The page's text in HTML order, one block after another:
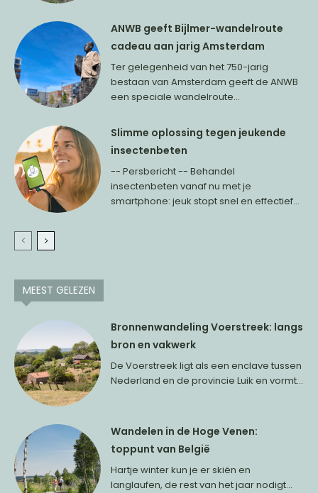
ANWB geeft Bijlmer-wandelroute
cadeau aan jarig Amsterdam
Ter gelegenheid van het 750-jarig
bestaan van Amsterdam geeft de ANWB
een speciale wandelroute...
Slimme oplossing tegen jeukende
insectenbeten
-- Persbericht -- Behandel
insectenbeten vanaf nu met je
smartphone: jeuk stopt snel en effectief...
MEEST GELEZEN
Bronnenwandeling Voerstreek: langs
bron en vakwerk
De Voerstreek ligt als een enclave tussen
Nederland en de provincie Luik en vormt...
Wandelen in de Hoge Venen:
toppunt van België
Hartje winter kun je er skiën en
langlaufen, de rest van het jaar nodigt...